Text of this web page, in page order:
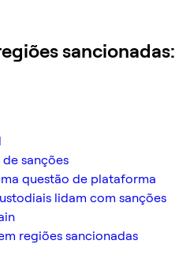
sanções
questão de plataforma
lidam com sanções
regiões sancionadas